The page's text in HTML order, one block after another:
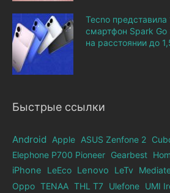
Tecno
смартфон Spark
на расстоянии до
Быстрые ссылки
Android Apple ASUS Zenfone 2
Elephone Р700 Pioneer Gearbest
iPhone
LeEco Lenovo LeTv
Oppo TENAA THL T7 Ulefone UMI